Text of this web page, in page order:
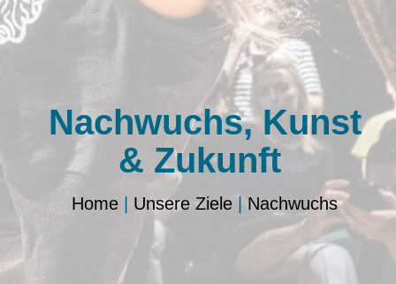
Nachwuchs, Kunst
& Zukunft
Home Unsere Ziele Nachwuchs